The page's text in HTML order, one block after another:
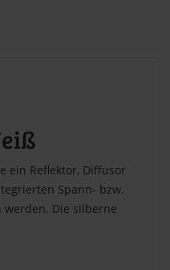
ein Reflektor, Diffusor
Spann- bzw.
werden. Die silberne